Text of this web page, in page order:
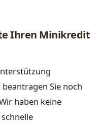
Ihren Minikredit
Sie noch
haben keine